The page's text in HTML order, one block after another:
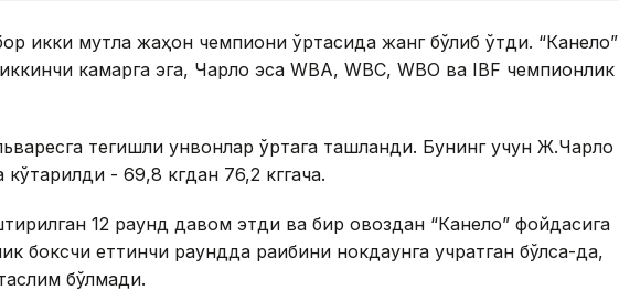
икки мутлақ жаҳон чемпиони ўртасида жанг бўлиб ўтди. “Канело”
камарга эга, Чарло эса WBA, WBC, WBO ва IBF чемпионлик
тегишли унвонлар ўртага ташланди. Бунинг учун Ж.Чарло
кўтарилди - 69,8 кгдан 76,2 кггача.
12 раунд давом этди ва бир овоздан “Канело” фойдасига
боксчи еттинчи раундда рақибини нокдаунга учратган бўлса-да,
бўлмади.